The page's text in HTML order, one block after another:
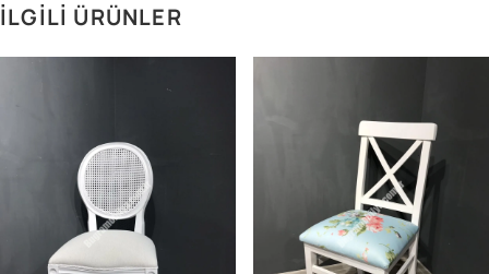
İLGILI ÜRÜNLER